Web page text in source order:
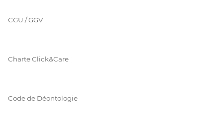
CGU / GGV
Charte Click&Care
Code de Déontologie